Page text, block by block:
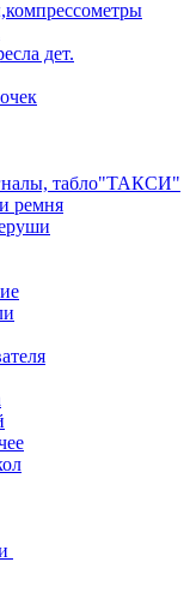
дет.
табло"ТАКСИ"
ремня